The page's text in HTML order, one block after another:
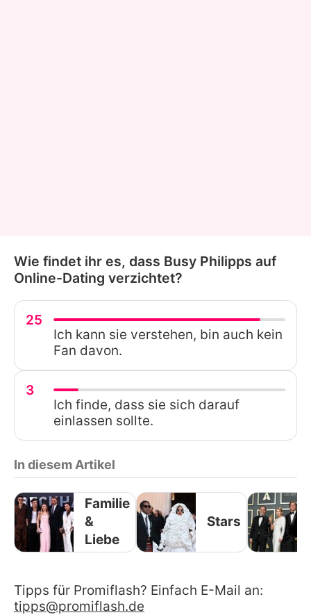
Wie findet ihr es, dass Busy Philipps auf
Online-Dating verzichtet?
25
Ich kann sie verstehen, bin auch kein
Fan davon.
3
Ich finde, dass sie sich darauf
einlassen sollte.
In diesem Artikel
Familie
&
Liebe
Stars
Tipps für Promiflash? Einfach E-Mail an:
tipps@promiflash.de